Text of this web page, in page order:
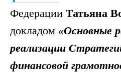
Федерации Татьяна
докладом «Основные
реализации
финансовой